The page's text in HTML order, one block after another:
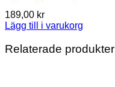
189,00 kr
Lägg till i varukorg
Relaterade produkter